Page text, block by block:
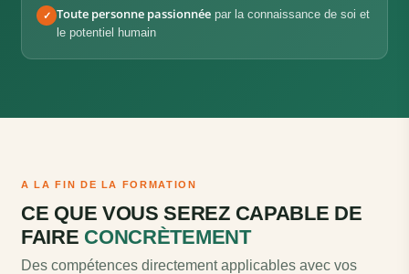
✓ Toute personne passionnée par la connaissance de soi et
le potentiel humain
A LA FIN DE LA FORMATION
CE QUE VOUS SEREZ CAPABLE DE
FAIRE CONCRÈTEMENT
Des compétences directement applicables avec vos